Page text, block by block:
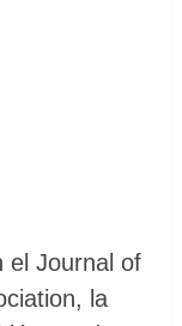
el Journal of
la